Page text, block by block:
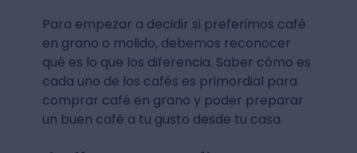
Para empezar a decidir si preferimos café
en grano o molido, debemos reconocer
qué es lo que los diferencia. Saber cómo es
cada uno de los cafés es primordial para
comprar café en grano y poder preparar
un buen café a tu gusto desde tu casa.